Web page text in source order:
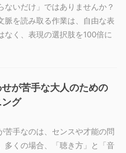
ないだけ」ではありませんか？
脈を読み取る作業は、自由な表
なく、表現の選択肢を100倍に
が苦手な大人のための
グ
苦手なのは、センスや才能の問
多くの場合、「聴き方」と「音